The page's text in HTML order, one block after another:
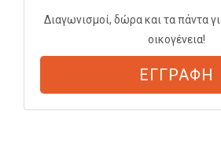
Διαγωνισμοί, δώρα και τα πάντα
οικογένεια!
ΕΓΓΡΑΦΗ